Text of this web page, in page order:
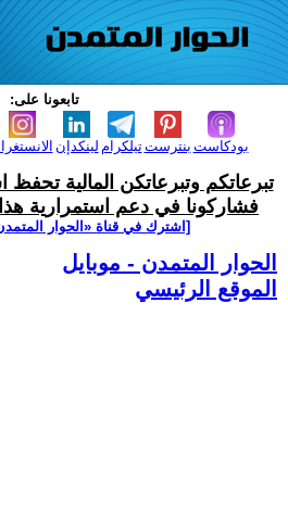
تابعونا على:
لينكدإن تيلكرامبنترست بودكاست
تبرعاتكم وتبرعاتكن المالية تحفظ
فشاركونا في دعم استمرارية
[اشترك في قناة ‫«الحوار
الحوار المتمدن - موبايل
الموقع الرئيسي